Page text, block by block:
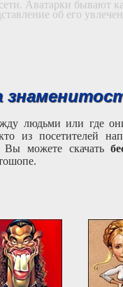
Аватарки бывают
об его
людьми или где
из посетителей
Вы можете скачать